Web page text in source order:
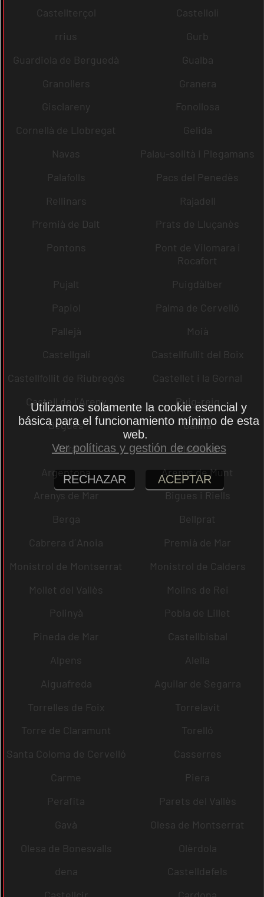
Castellterçol
Castellolí
rrius
Gurb
Guardiola de Berguedà
Gualba
Granollers
Granera
Gisclareny
Fonollosa
Cornellà de Llobregat
Gelida
Navas
Palau-solità i Plegamans
Palafolls
Pacs del Penedès
Rellinars
Rajadell
Premià de Dalt
Prats de Lluçanès
Pontons
Pont de Vilomara i
Rocafort
Pujalt
Puigdàlber
Papiol
Palma de Cervelló
Pallejà
Moià
Castellgalí
Castellfullit del Boix
Castellfollit de Riubregós
Castellet i la Gornal
Castell de l´Areny
Puig-reig
Begues
Gallifa
Sora
Mediona
Argentona
Arenys de Munt
Arenys de Mar
Bigues i Riells
Berga
Bellprat
Cabrera d´Anoia
Premià de Mar
Monistrol de Montserrat
Monistrol de Calders
Mollet del Vallès
Molins de Rei
Polinyà
Pobla de Lillet
Pineda de Mar
Castellbisbal
Alpens
Alella
Aiguafreda
Aguilar de Segarra
Torrelles de Foix
Torrelavit
Torre de Claramunt
Torelló
Santa Coloma de Cervelló
Casserres
Carme
Piera
Perafita
Parets del Vallès
Gavà
Olesa de Montserrat
Olesa de Bonesvalls
Olèrdola
dena
Castelldefels
Utilizamos solamente la cookie esencial y
básica para el funcionamiento mínimo de esta
web.
Ver políticas y gestión de cookies
RECHAZAR ACEPTAR